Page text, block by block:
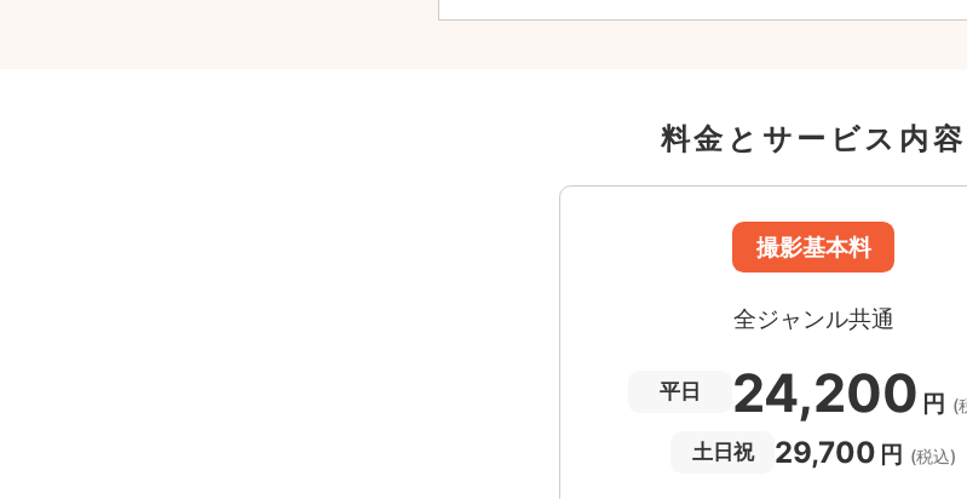
料金とサービス内容
フォトグラファー出張料 *
急な体調・天候不良でも大丈夫
*撮影場所や日時によって、一部のフォトグラファ
ーでは遠方出張料（+3,000円）が発生する場合が
あります。撮影日時・場所・フォトグラファーが
該当する場合、申込みフォームでお知らせしま